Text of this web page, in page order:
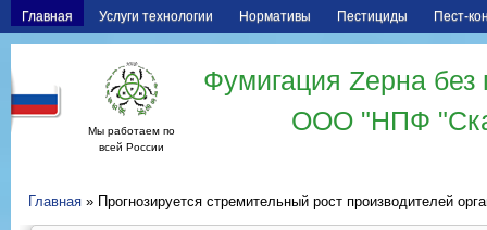
Главная Услуги технологии Нормативы Пестициды Пест-
Мы работаем по
всей России
Фумигация Zерна
ООО "НПФ
Главная » Прогнозируется стремительный рост производителей